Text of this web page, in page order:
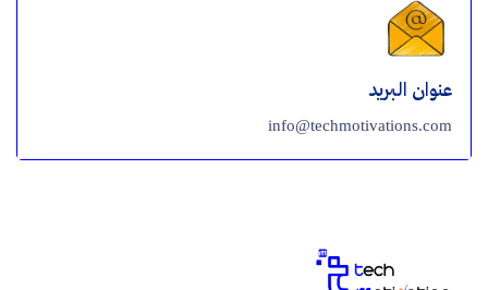
عنوان البريد
info@techmotivations.com